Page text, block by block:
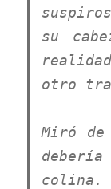
su
otro
Miró
colina.